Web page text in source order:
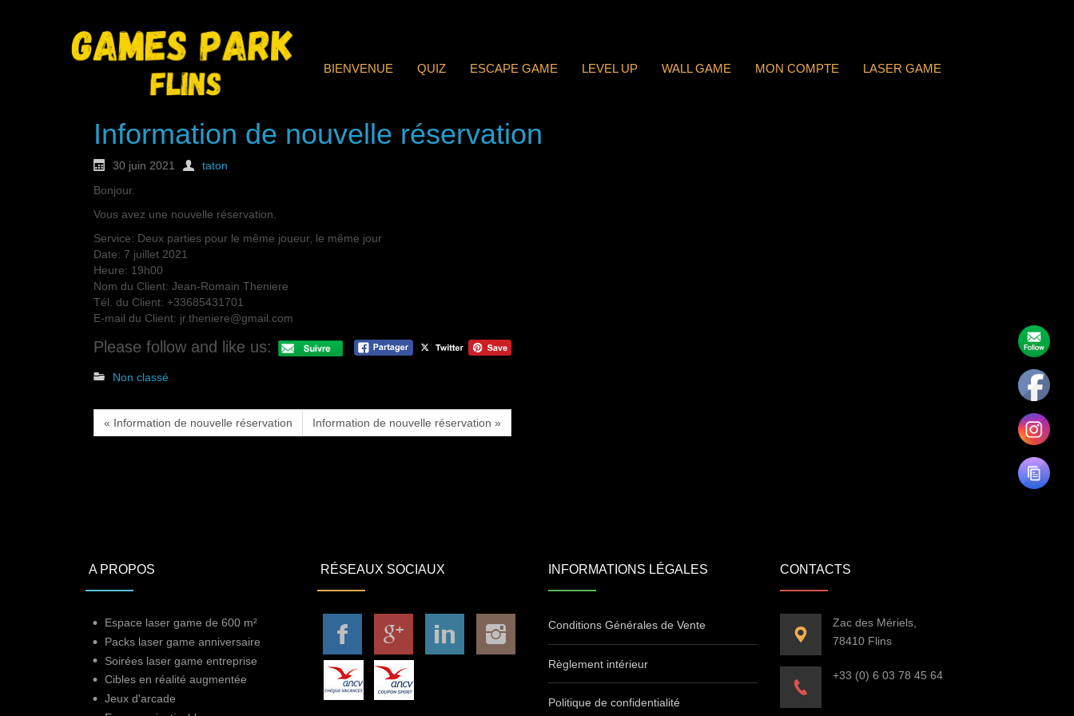
BIENVENUE QUIZ ESCAPE GAME LEVEL UP WALL GAME MON COMPTE LASER GAME
Information de nouvelle réservation
30 juin 2021
taton
Bonjour.
Vous avez une nouvelle réservation.
Service: Deux parties pour le même joueur, le même jour
Date: 7 juillet 2021
Heure: 19h00
Nom du Client: Jean-Romain Theniere
Tél. du Client: +33685431701
E-mail du Client: jr.theniere@gmail.com
Please follow and like us:
Non classé
« Information de nouvelle réservation Information de nouvelle réservation »
A PROPOS
Espace laser game de 600 m²
Packs laser game anniversaire
Soirées laser game entreprise
Cibles en réalité augmentée
Jeux d'arcade
RÉSEAUX SOCIAUX INFORMATIONS LÉGALES
Conditions Générales de Vente
Règlement intérieur
Politique de confidentialité
CONTACTS
Zac des Mériels,
78410 Flins
+33 (0) 6 03 78 45 64